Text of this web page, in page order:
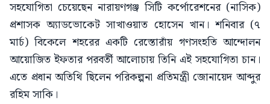
সহযোগিতা চেয়েছেন নারায়ণগঞ্জ সিটি কর্পোরেশনের (নাসিক)
প্রশাসক অ্যাডভোকেট সাখাওয়াত হোসেন খান। শনিবার (৭
মার্চ) বিকেলে শহরের একটি রেস্তোরাঁয় গণসংহতি আন্দোলন
আয়োজিত ইফতার পরবর্তী আলোচায় তিনি এই সহযোগিতা চান।
এতে প্রধান অতিথি ছিলেন পরিকল্পনা প্রতিমন্ত্রী জোনায়েদ আব্দুর
রহিম সাকি।